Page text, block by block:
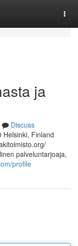
ja
Discuss
Helsinki, Finland
palveluntarjoaja,
profile